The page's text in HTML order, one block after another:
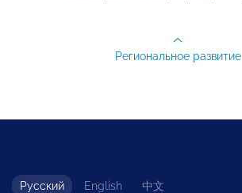
Региональное развитие
Русский English 中文